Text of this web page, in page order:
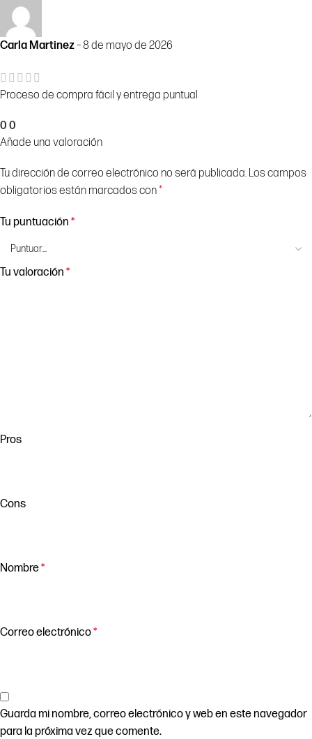
Carla Martinez–8 de mayo de 2026
Proceso de compra fácil y entrega puntual
0 0
Añade una valoración
Tu dirección de correo electrónico no será publicada. Los campos
obligatorios están marcados con*
Tu puntuación *
Tu valoración *
Pros
Cons
Nombre*
Correo electrónico*
Guarda mi nombre, correo electrónico y web en este navegador
para la próxima vez que comente.